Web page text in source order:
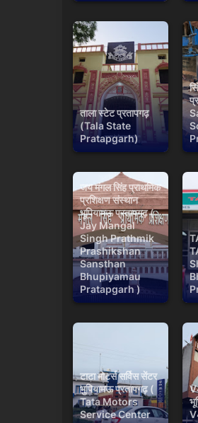
ताला स्टेट प्रतापगढ़
(Tala State
Pratapgarh)
जय मंगल सिंह प्राथमिक
प्रशिक्षण संस्थान
भूपियामऊ प्रतापगढ़ (
Jay Mangal
Singh Prathmik
Prashikshan
Sansthan
Bhupiyamau
Pratapgarh )
टाटा मोटर्स सर्विस सेंटर
भुपियामऊ प्रतापगढ़ (
Tata Motors
Service Center